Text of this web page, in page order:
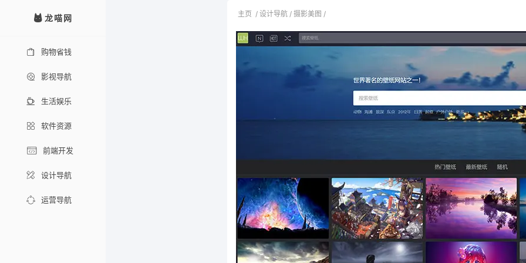
龙喵网
购物省钱
影视导航
生活娱乐
软件资源
前端开发
设计导航
运营导航
主页 / 设计导航 / 摄影美图 /